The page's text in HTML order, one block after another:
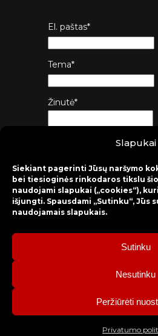
Slapukai
Siekiant pagerinti Jūsų naršymo
bei tiesioginės rinkodaros tikslu
naudojami slapukai („cookies“),
išjungti. Spausdami „Sutinku“, Jūs
naudojamais slapukais.
Sutinku
Nesutinku
Peržiūrėti
Privatumo
El. paštas*
Tema*
Žinutė*
2026 © Raseinių rajono
+370 428 52